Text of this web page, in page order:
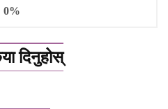
0%
दिनुहोस्